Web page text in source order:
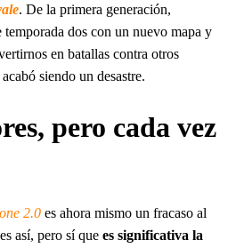
. De la primera generación,
temporada dos con un nuevo mapa y
en batallas contra otros
siendo un desastre.
pero cada vez
2.0 es ahora mismo un fracaso al
así, pero sí que es significativa la